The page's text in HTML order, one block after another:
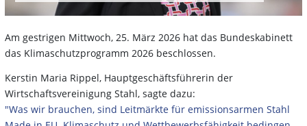
Am gestrigen Mittwoch, 25. März 2026 hat das Bundeskabinett
das Klimaschutzprogramm 2026 beschlossen.
Kerstin Maria Rippel, Hauptgeschäftsführerin der
Wirtschaftsvereinigung Stahl, sagte dazu:
"Was wir brauchen, sind Leitmärkte für emissionsarmen Stahl